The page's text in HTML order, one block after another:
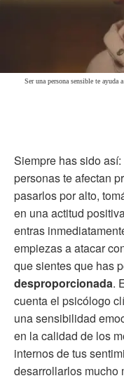
Ser una persona sensible te
Siempre has sido
personas te afectan
pasarlos por alto,
en una actitud
entras
empiezas a atacar
que sientes que has
desproporcionada.
cuenta el psicólogo
una sensibilidad
en la calidad de los
internos de tus
desarrollarlos mucho